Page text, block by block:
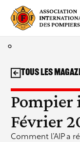
contenu
Février
Comment l’AIP a
Tous les